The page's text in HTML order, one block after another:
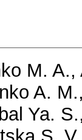
M. A.,
A. M.
Ya. S.